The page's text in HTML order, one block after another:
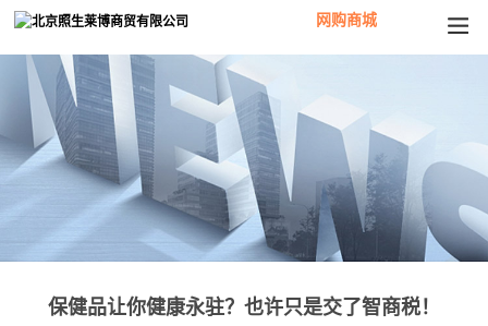
网购商城
保健品让你健康永驻？也许只是交了智商税！